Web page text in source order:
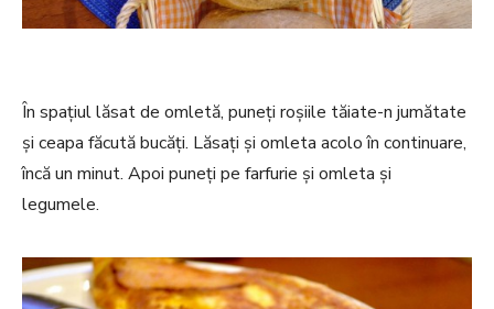
În spațiul lăsat de omletă, puneți roșiile tăiate-n jumătate
și ceapa făcută bucăți. Lăsați și omleta acolo în continuare,
încă un minut. Apoi puneți pe farfurie și omleta și
legumele.